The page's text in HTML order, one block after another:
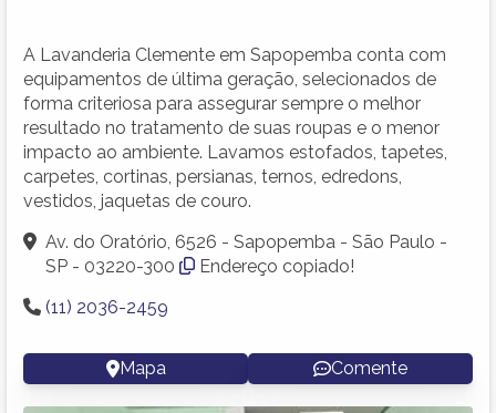
A Lavanderia Clemente em Sapopemba conta com
equipamentos de última geração, selecionados de
forma criteriosa para assegurar sempre o melhor
resultado no tratamento de suas roupas e o menor
impacto ao ambiente. Lavamos estofados, tapetes,
carpetes, cortinas, persianas, ternos, edredons,
vestidos, jaquetas de couro.
Av. do Oratório, 6526 - Sapopemba - São Paulo -
SP - 03220-300
Endereço copiado!
(11) 2036-2459
Mapa Comente